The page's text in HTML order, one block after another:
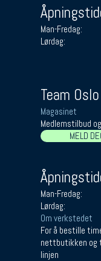
Man-Fredag:
Lørdag:
Team
Magasinet
Medlemstilbud
MELD
Man-Fredag:
Lørdag:
Om verkstedet
For å bestille
nettbutikken og
linjen